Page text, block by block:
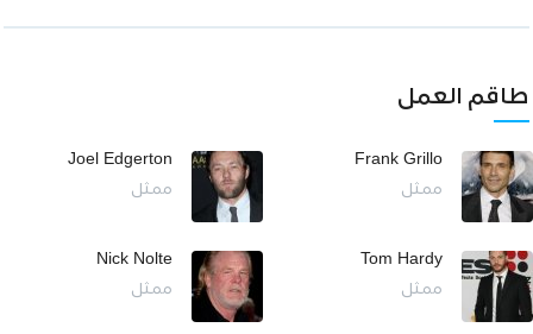
طاقم العمل
Frank Grillo
ممثل
Joel Edgerton
ممثل
Tom Hardy
ممثل
Nick Nolte
ممثل